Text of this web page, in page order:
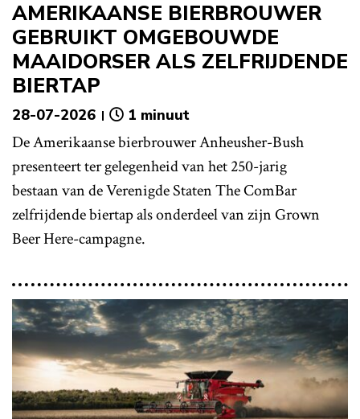
AMERIKAANSE BIERBROUWER
GEBRUIKT OMGEBOUWDE
MAAIDORSER ALS ZELFRIJDENDE
BIERTAP
28-07-2026 1 minuut
De Amerikaanse bierbrouwer Anheusher-Bush
presenteert ter gelegenheid van het 250-jarig
bestaan van de Verenigde Staten The ComBar
zelfrijdende biertap als onderdeel van zijn Grown
Beer Here-campagne.